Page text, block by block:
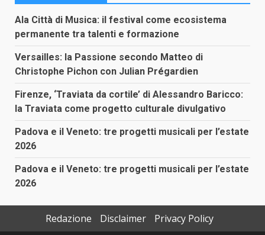
Ala Città di Musica: il festival come ecosistema
permanente tra talenti e formazione
Versailles: la Passione secondo Matteo di
Christophe Pichon con Julian Prégardien
Firenze, ‘Traviata da cortile’ di Alessandro Baricco:
la Traviata come progetto culturale divulgativo
Padova e il Veneto: tre progetti musicali per l’estate
2026
Padova e il Veneto: tre progetti musicali per l’estate
2026
Redazione Disclaimer Privacy Policy